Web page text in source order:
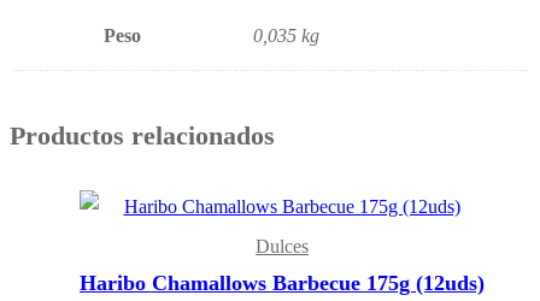
Peso 0,035 kg
Productos relacionados
Dulces
Haribo Chamallows Barbecue 175g (12uds)